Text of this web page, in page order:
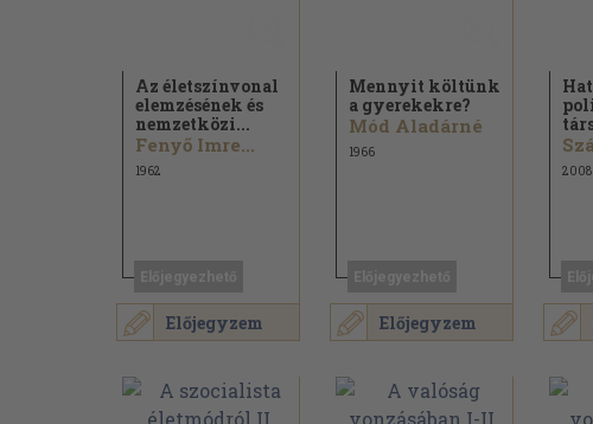
Előjegyzem
Az életszínvonal
elemzésének és
nemzetközi...
Fenyő Imre...
1962
Előjegyzem
Mennyit költünk
a gyerekekre?
Mód Aladárné
1966
2008